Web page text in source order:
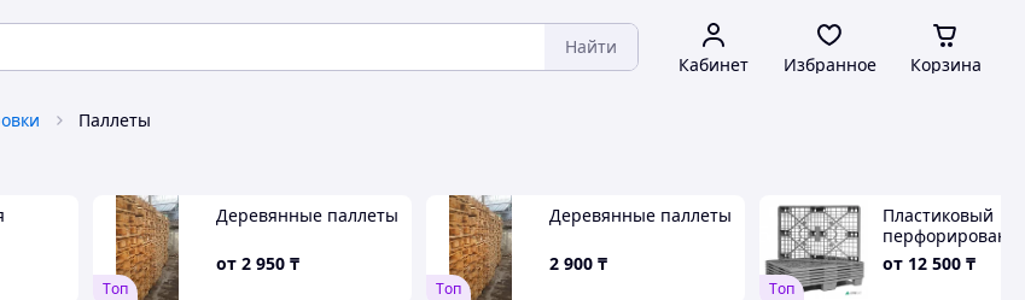
Найти
Кабинет Избранное Корзина
Паллеты
Tоп
Деревянные паллеты
от 2 950 ₸
Tоп
Деревянные паллеты
2 900 ₸
Tоп
Пластиковый
паллет и паддон,
цвета: белый,
от 12 500 ₸